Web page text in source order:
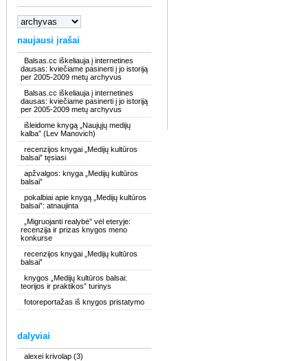
naujausi įrašai
Balsas.cc iškeliauja į internetines
dausas: kviečiame pasinerti į jo istoriją
per 2005-2009 metų archyvus
Balsas.cc iškeliauja į internetines
dausas: kviečiame pasinerti į jo istoriją
per 2005-2009 metų archyvus
išleidome knygą „Naujųjų medijų
kalba” (Lev Manovich)
recenzijos knygai „Medijų kultūros
balsai” tęsiasi
apžvalgos: knyga „Medijų kultūros
balsai”
pokalbiai apie knygą „Medijų kultūros
balsai”: atnaujinta
„Migruojanti realybė” vėl eteryje:
recenzija ir prizas knygos meno
konkurse
recenzijos knygai „Medijų kultūros
balsai”
knygos „Medijų kultūros balsai:
teorijos ir praktikos” turinys
fotoreportažas iš knygos pristatymo
dalyviai
alexei krivolap (3)